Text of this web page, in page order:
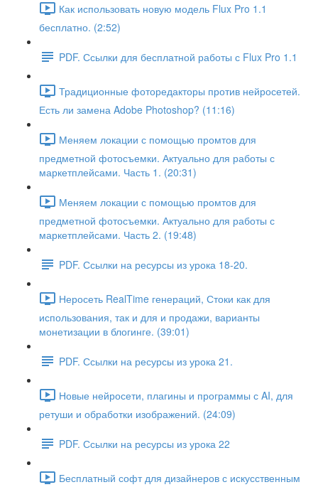
Как использовать новую модель Flux Pro 1.1
бесплатно. (2:52)
PDF. Ссылки для бесплатной работы с Flux Pro 1.1
Традиционные фоторедакторы против нейросетей.
Есть ли замена Adobe Photoshop? (11:16)
Меняем локации с помощью промтов для
предметной фотосъемки. Актуально для работы с
маркетплейсами. Часть 1. (20:31)
Меняем локации с помощью промтов для
предметной фотосъемки. Актуально для работы с
маркетплейсами. Часть 2. (19:48)
PDF. Ссылки на ресурсы из урока 18-20.
Неросеть RealTime генераций, Стоки как для
использования, так и для и продажи, варианты
монетизации в блогинге. (39:01)
PDF. Ссылки на ресурсы из урока 21.
Новые нейросети, плагины и программы с AI, для
ретуши и обработки изображений. (24:09)
PDF. Ссылки на ресурсы из урока 22
Бесплатный софт для дизайнеров с искусственным